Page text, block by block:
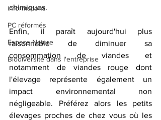
informations
PC réformés
Espace Nature
Biodiversité dans l'entreprise
chimiques.
Enfin, il paraît aujourd'hui plus
raisonnable de diminuer sa
consommation de viandes et
notamment de viandes rouge dont
l'élevage représente également un
impact environnemental non
négligeable. Préférez alors les petits
élevages proches de chez vous où les